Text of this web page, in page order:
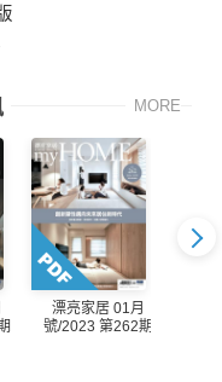
MORE
漂亮家居 01月
號/2023 第262期